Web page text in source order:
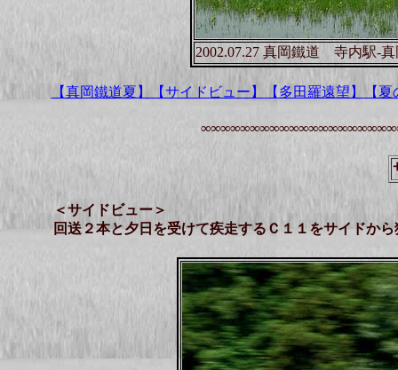
2002.07.27 真岡鐵道 寺内駅-
【真岡鐵道夏】 【サイドビュー】 【多田羅遠望】 【
＜サイドビュー＞
回送２本と夕日を受けて疾走するＣ１１をサイドか